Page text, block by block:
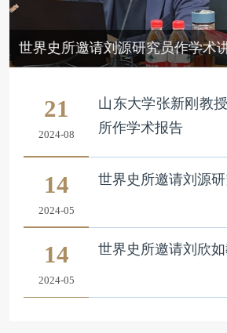
世界史所邀请刘源研究员作学术
21
2024-08
山东大学张新刚教
所作学术报告
14
2024-05
世界史所邀请刘源
14
2024-05
世界史所邀请刘欣